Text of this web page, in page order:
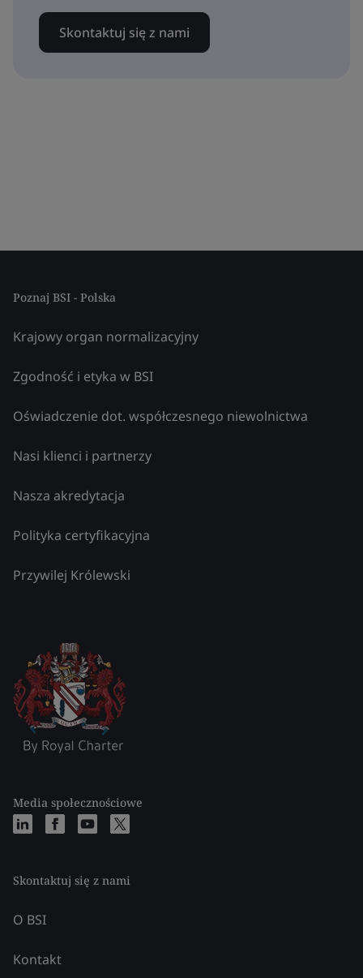
Skontaktuj się z nami
Poznaj BSI - Polska
Krajowy organ normalizacyjny
Zgodność i etyka w BSI
Oświadczenie dot. współczesnego niewolnictwa
Nasi klienci i partnerzy
Nasza akredytacja
Polityka certyfikacyjna
Przywilej Królewski
Media społecznościowe
Skontaktuj się z nami
O BSI
Kontakt